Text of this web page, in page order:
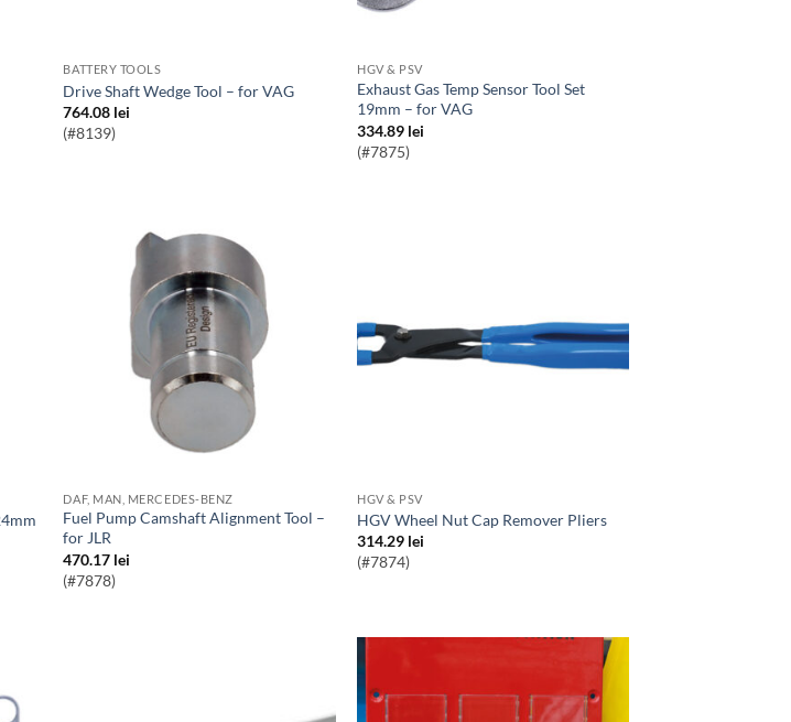
BATTERY TOOLS
Drive Shaft Wedge Tool – for VAG
764.08 lei
(#8139)
HGV & PSV
Exhaust Gas Temp Sensor Tool Set
19mm – for VAG
334.89 lei
(#7875)
DAF, MAN, MERCEDES-BENZ
Fuel Pump Camshaft Alignment Tool –
for JLR
470.17 lei
(#7878)
HGV & PSV
HGV Wheel Nut Cap Remover Pliers
314.29 lei
(#7874)